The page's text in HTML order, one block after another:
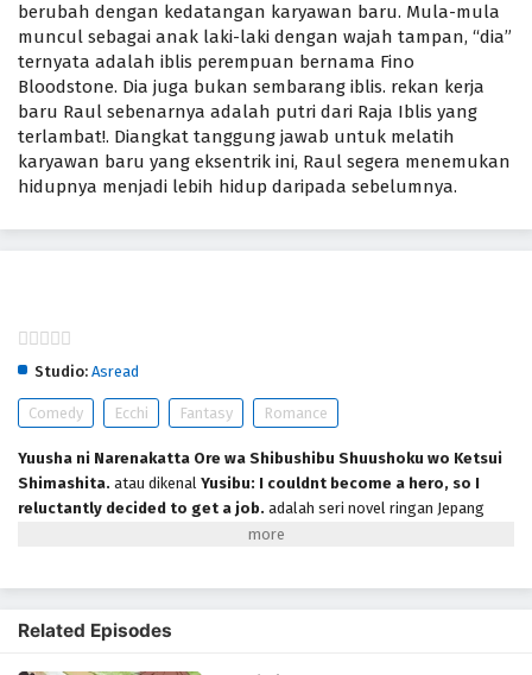
berubah dengan kedatangan karyawan baru. Mula-mula
muncul sebagai anak laki-laki dengan wajah tampan, “dia”
ternyata adalah iblis perempuan bernama Fino
Bloodstone. Dia juga bukan sembarang iblis. rekan kerja
baru Raul sebenarnya adalah putri dari Raja Iblis yang
terlambat!. Diangkat tanggung jawab untuk melatih
karyawan baru yang eksentrik ini, Raul segera menemukan
hidupnya menjadi lebih hidup daripada sebelumnya.
Studio: Asread
Comedy Ecchi Fantasy Romance
Yuusha ni Narenakatta Ore wa Shibushibu Shuushoku wo Ketsui
Shimashita. atau dikenal Yusibu: I couldnt become a hero, so I
reluctantly decided to get a job. adalah seri novel ringan Jepang
yang ditulis oleh Jun Sakyou dan diilustrasikan oleh Masaki Inuzumi.
mengalahkan Raja Iblis, Raul Chaser memasuki Program Pelatihan
Related Episodes